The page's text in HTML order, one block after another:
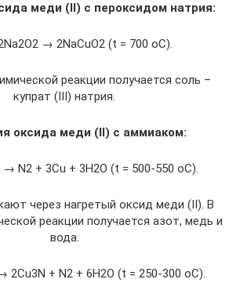
меди (II) с пероксидом натрия:
→ 2NaCuO2 (t = 700 oC).
реакции получается соль –
купрат (III) натрия.
оксида меди (II) с аммиаком:
→ N2 + 3Cu + 3H2O (t = 500-550 oC).
через нагретый оксид меди (II). В
реакции получается азот, медь и
вода.
2Cu3N + N2 + 6H2O (t = 250-300 oC).